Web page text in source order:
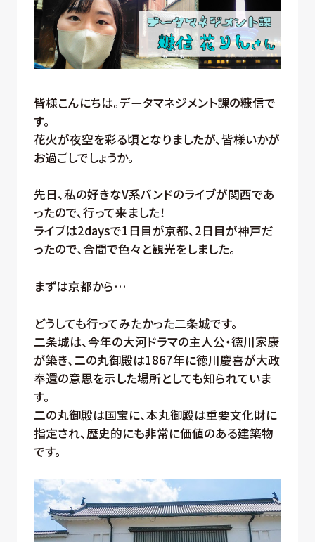
皆様こんにちは。データマネジメント課の糠信で
す。
花火が夜空を彩る頃となりましたが、皆様いかが
お過ごしでしょうか。
先日、私の好きなV系バンドのライブが関西であ
ったので、行って来ました！
ライブは2daysで1日目が京都、2日目が神戸だ
ったので、合間で色々と観光をしました。
まずは京都から…
どうしても行ってみたかった二条城です。
二条城は、今年の大河ドラマの主人公・徳川家康
が築き、二の丸御殿は1867年に徳川慶喜が大政
奉還の意思を示した場所としても知られていま
す。
二の丸御殿は国宝に、本丸御殿は重要文化財に
指定され、歴史的にも非常に価値のある建築物
です。